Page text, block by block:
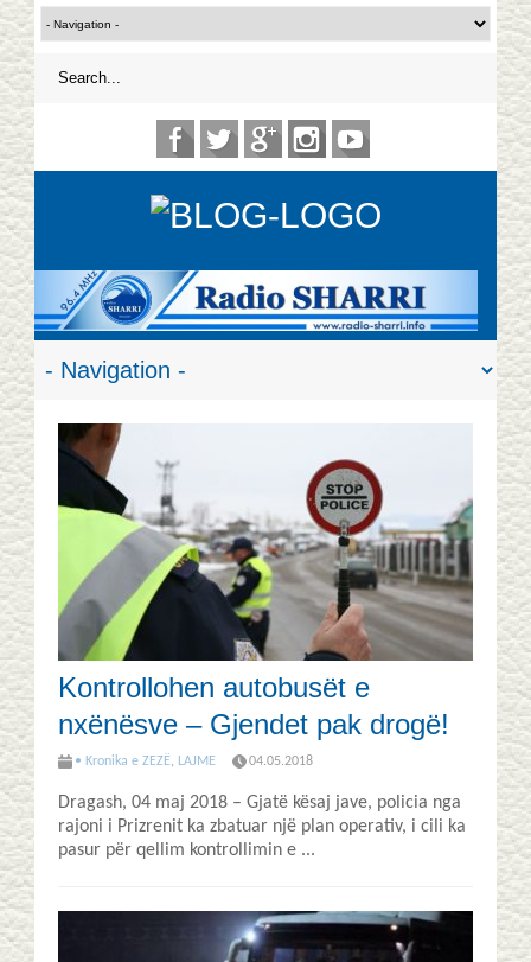
Kontrollohen autobusët e
nxënësve – Gjendet pak drogë!
• Kronika e ZEZË, LAJME 04.05.2018
Dragash, 04 maj 2018 – Gjatë kësaj jave, policia nga
rajoni i Prizrenit ka zbatuar një plan operativ, i cili ka
pasur për qellim kontrollimin e ...